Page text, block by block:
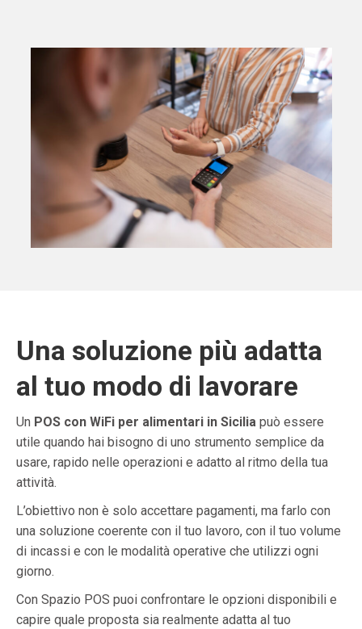
Una soluzione più adatta
al tuo modo di lavorare
Un POS con WiFi per alimentari in Sicilia può essere
utile quando hai bisogno di uno strumento semplice da
usare, rapido nelle operazioni e adatto al ritmo della tua
attività.
L’obiettivo non è solo accettare pagamenti, ma farlo con
una soluzione coerente con il tuo lavoro, con il tuo volume
di incassi e con le modalità operative che utilizzi ogni
giorno.
Con Spazio POS puoi confrontare le opzioni disponibili e
capire quale proposta sia realmente adatta al tuo